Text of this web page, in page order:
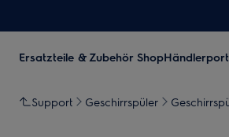
Ersatzteile & Zubehör Shop
Support Geschirrspüler